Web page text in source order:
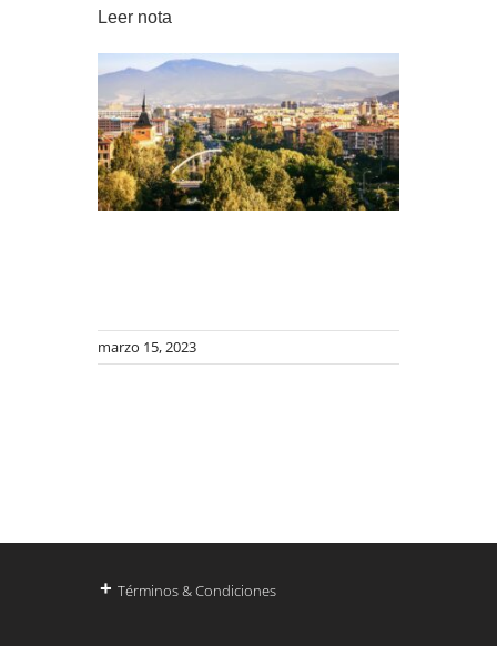
Leer nota
marzo 15, 2023
+ Términos & Condiciones